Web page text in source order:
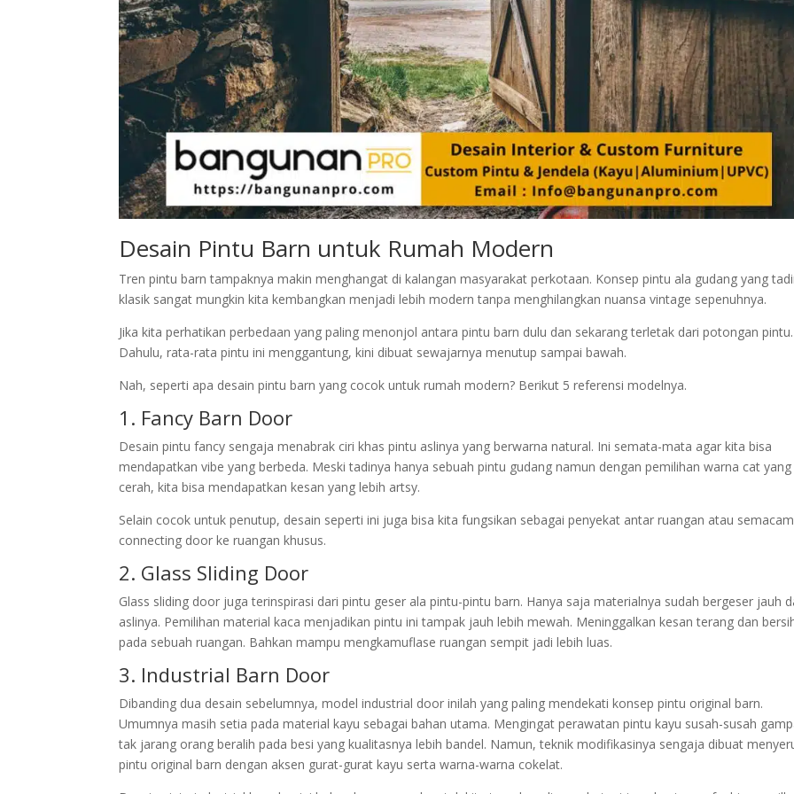
Desain Pintu Barn untuk Rumah Modern
Tren pintu barn tampaknya makin menghangat di kalangan masyarakat perkotaan. Konsep pintu ala gudang yang
klasik sangat mungkin kita kembangkan menjadi lebih modern tanpa menghilangkan nuansa vintage sepenuhnya.
Jika kita perhatikan perbedaan yang paling menonjol antara pintu barn dulu dan sekarang terletak dari potongan pintu.
Dahulu, rata-rata pintu ini menggantung, kini dibuat sewajarnya menutup sampai bawah.
Nah, seperti apa desain pintu barn yang cocok untuk rumah modern? Berikut 5 referensi modelnya.
1. Fancy Barn Door
Desain pintu fancy sengaja menabrak ciri khas pintu aslinya yang berwarna natural. Ini semata-mata agar kita bisa
mendapatkan vibe yang berbeda. Meski tadinya hanya sebuah pintu gudang namun dengan pemilihan warna cat yang
cerah, kita bisa mendapatkan kesan yang lebih artsy.
Selain cocok untuk penutup, desain seperti ini juga bisa kita fungsikan sebagai penyekat antar ruangan atau semacam
connecting door ke ruangan khusus.
2. Glass Sliding Door
Glass sliding door juga terinspirasi dari pintu geser ala pintu-pintu barn. Hanya saja materialnya sudah bergeser jauh
aslinya. Pemilihan material kaca menjadikan pintu ini tampak jauh lebih mewah. Meninggalkan kesan terang dan
pada sebuah ruangan. Bahkan mampu mengkamuflase ruangan sempit jadi lebih luas.
3. Industrial Barn Door
Dibanding dua desain sebelumnya, model industrial door inilah yang paling mendekati konsep pintu original barn.
Umumnya masih setia pada material kayu sebagai bahan utama. Mengingat perawatan pintu kayu susah-susah
tak jarang orang beralih pada besi yang kualitasnya lebih bandel. Namun, teknik modifikasinya sengaja dibuat
pintu original barn dengan aksen gurat-gurat kayu serta warna-warna cokelat.